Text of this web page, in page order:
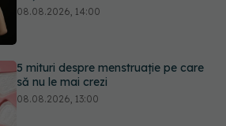
5 mituri despre menstruație pe care
Medicamentul folosit de peste 60 de